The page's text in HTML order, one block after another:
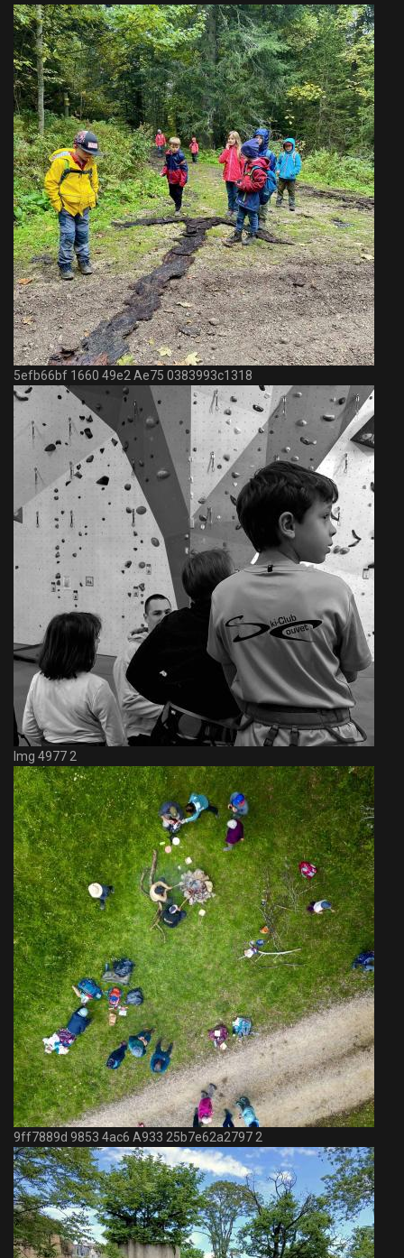
5efb66bf 1660 49e2 Ae75 0383993c1318
Img 4977 2
9ff7889d 9853 4ac6 A933 25b7e62a2797 2